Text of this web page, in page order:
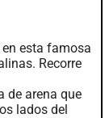
esta famosa
Recorre
de arena que
lados del